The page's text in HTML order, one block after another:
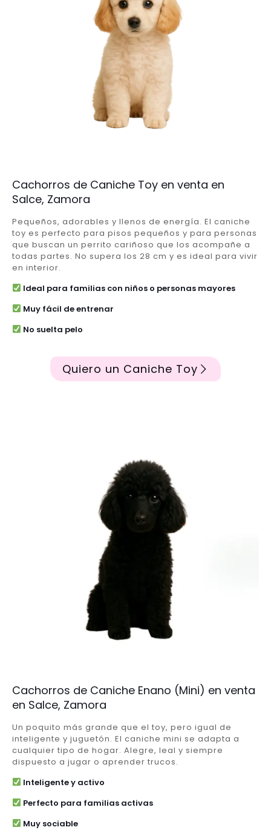
Cachorros de Caniche Toy en venta en
Salce, Zamora
Pequeños, adorables y llenos de energía. El caniche
toy es perfecto para pisos pequeños y para personas
que buscan un perrito cariñoso que los acompañe a
todas partes. No supera los 28 cm y es ideal para vivir
en interior.
Ideal para familias con niños o personas mayores
Muy fácil de entrenar
No suelta pelo
Quiero un Caniche Toy
Cachorros de Caniche Enano (Mini) en venta
en Salce, Zamora
Un poquito más grande que el toy, pero igual de
inteligente y juguetón. El caniche mini se adapta a
cualquier tipo de hogar. Alegre, leal y siempre
dispuesto a jugar o aprender trucos.
Inteligente y activo
Perfecto para familias activas
Muy sociable